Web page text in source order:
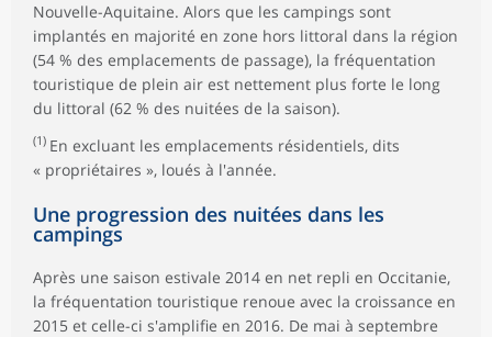
Nouvelle-Aquitaine. Alors que les campings sont
implantés en majorité en zone hors littoral dans la région
(54 % des emplacements de passage), la fréquentation
touristique de plein air est nettement plus forte le long
du littoral (62 % des nuitées de la saison).
(1) En excluant les emplacements résidentiels, dits
« propriétaires », loués à l'année.
Une progression des nuitées dans les
campings
Après une saison estivale 2014 en net repli en Occitanie,
la fréquentation touristique renoue avec la croissance en
2015 et celle-ci s'amplifie en 2016. De mai à septembre